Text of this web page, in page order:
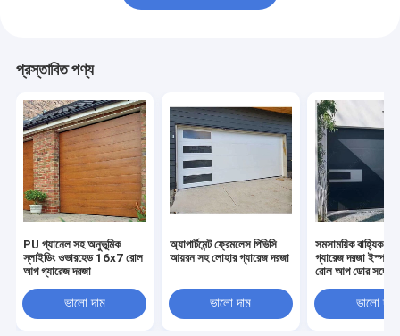
প্রস্তাবিত পণ্য
PU প্যানেল সহ অনুভূমিক
স্লাইডিং ওভারহেড 16x7 রোল
আপ গ্যারেজ দরজা
ভালো দাম
অ্যাপার্টমেন্ট ফ্রেমলেস পিভিসি
আয়রন সহ লোহার গ্যারেজ দরজা
ভালো দাম
সমসাময়িক বাহ্যিক
গ্যারেজ দরজা ইস্পাত
রোল আপ ডোর সঙ্গে
ভালো দাম